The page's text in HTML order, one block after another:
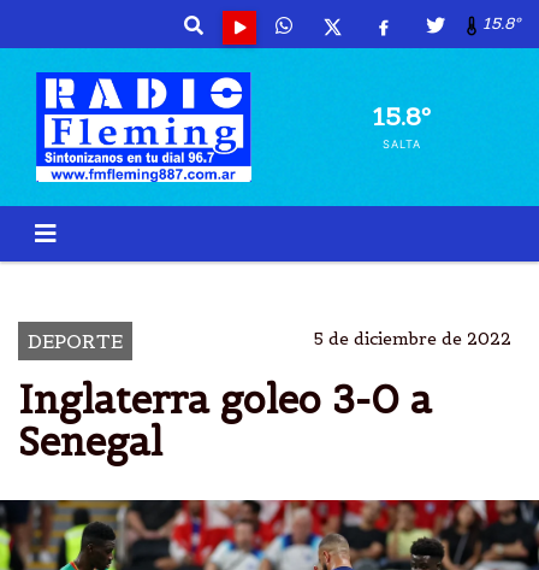
15.8º
15.8º
SALTA
DEPORTE 5 de diciembre de 2022
Inglaterra goleo 3-0 a
Senegal